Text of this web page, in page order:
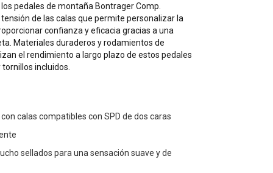
pedales de montaña Bontrager Comp.
de las calas que permite personalizar la
confianza y eficacia gracias a una
Materiales duraderos y rodamientos de
el rendimiento a largo plazo de estos pedales
incluidos.
calas compatibles con SPD de dos caras
sellados para una sensación suave y de